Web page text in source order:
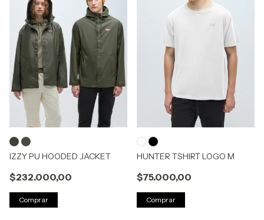
IZZY PU HOODED JACKET
$232.000,00
Comprar
HUNTER TSHIRT LOGO M
$75.000,00
Comprar